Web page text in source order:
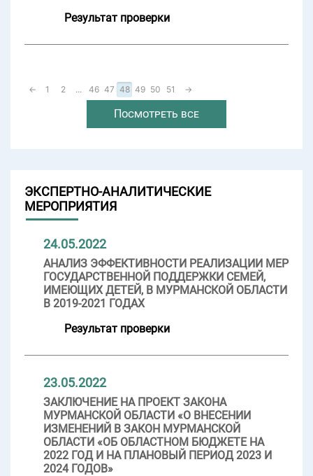
Результат проверки
← 1 2 ... 46 47 48 49 50 51 →
Посмотреть все
ЭКСПЕРТНО-АНАЛИТИЧЕСКИЕ
МЕРОПРИЯТИЯ
24.05.2022
АНАЛИЗ ЭФФЕКТИВНОСТИ РЕАЛИЗАЦИИ МЕР
ГОСУДАРСТВЕННОЙ ПОДДЕРЖКИ СЕМЕЙ,
ИМЕЮЩИХ ДЕТЕЙ, В МУРМАНСКОЙ ОБЛАСТИ
В 2019-2021 ГОДАХ
Результат проверки
23.05.2022
ЗАКЛЮЧЕНИЕ НА ПРОЕКТ ЗАКОНА
МУРМАНСКОЙ ОБЛАСТИ «О ВНЕСЕНИИ
ИЗМЕНЕНИЙ В ЗАКОН МУРМАНСКОЙ
ОБЛАСТИ «ОБ ОБЛАСТНОМ БЮДЖЕТЕ НА
2022 ГОД И НА ПЛАНОВЫЙ ПЕРИОД 2023 И
2024 ГОДОВ»